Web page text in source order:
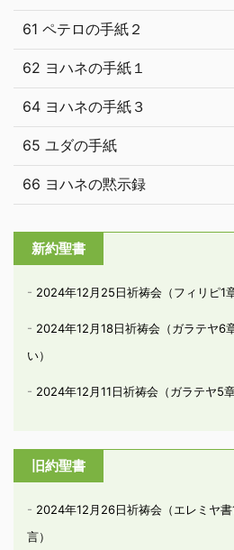
61 ペテロの手紙２
62 ヨハネの手紙１
64 ヨハネの手紙３
65 ユダの手紙
66 ヨハネの黙示録
新約聖書
2024年12月25日祈祷会（フィリピ1
2024年12月18日祈祷会（ガラテヤ6
い）
2024年12月11日祈祷会（ガラテヤ5
旧約聖書
2024年12月26日祈祷会（エレミヤ
言）